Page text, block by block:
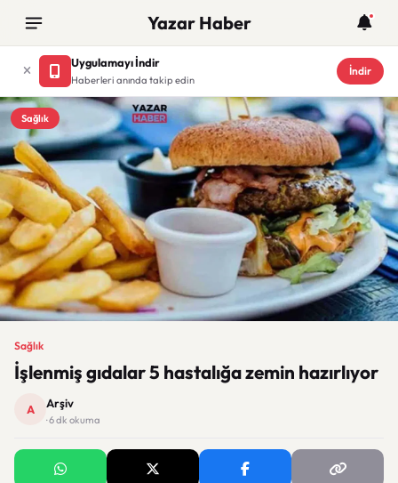
Yazar Haber
Uygulamayı İndir
Haberleri anında takip edin
İndir
Sağlık
Sağlık
İşlenmiş gıdalar 5 hastalığa zemin hazırlıyor
A Arşiv
· 6 dk okuma